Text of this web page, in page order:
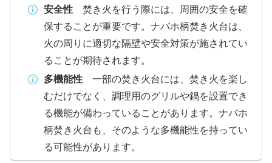
安全性焚き火を行う際には、周囲の安全を確
保することが重要です。ナバホ柄焚き火台は、
火の周りに適切な隔壁や安全対策が施されてい
ることが期待されます。
多機能性一部の焚き火台には、焚き火を楽し
むだけでなく、調理用のグリルや鍋を設置でき
る機能が備わっていることがあります。ナバホ
柄焚き火台も、そのような多機能性を持ってい
る可能性があります。